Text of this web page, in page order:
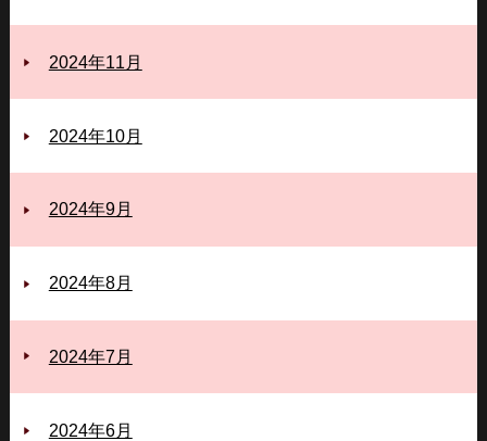
2024年11月
2024年10月
2024年9月
2024年8月
2024年7月
2024年6月